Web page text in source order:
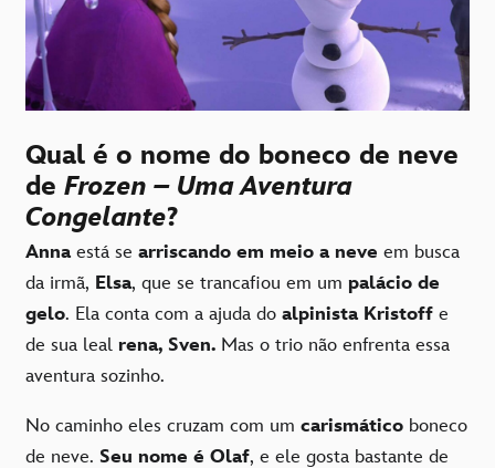
Qual é o nome do boneco de neve
de Frozen – Uma Aventura
Congelante?
Annaestá se arriscando em meio a neve em busca
da irmã, Elsa, que se trancafiou em um palácio de
gelo. Ela conta com a ajuda do alpinista Kristoff e
de sua leal rena, Sven. Mas o trio não enfrenta essa
aventura sozinho.
No caminho eles cruzam com um carismático boneco
de neve. Seu nome é Olaf, e ele gosta bastante de